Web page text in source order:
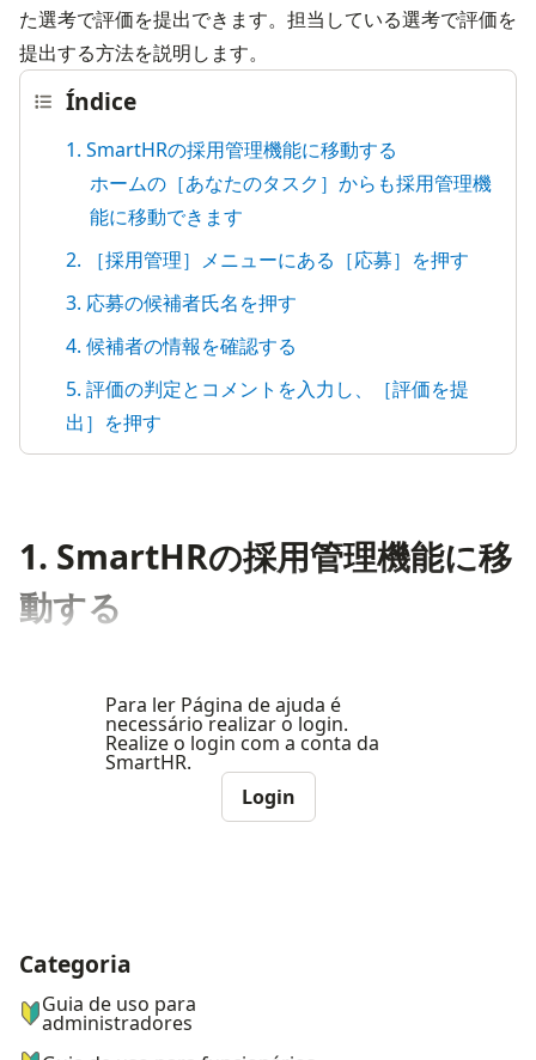
た選考で評価を提出できます。担当している選考で評価を
提出する方法を説明します。
Índice
1. SmartHRの採用管理機能に移動する
ホームの［あなたのタスク］からも採用管理機
能に移動できます
2. ［採用管理］メニューにある［応募］を押す
3. 応募の候補者氏名を押す
4. 候補者の情報を確認する
5. 評価の判定とコメントを入力し、［評価を提
出］を押す
1. SmartHRの採用管理機能に移
動する
Para ler Página de ajuda é
necessário realizar o login.
Realize o login com a conta da
SmartHR.
Login
ナビゲーションメニュー
Categoria
Guia de uso para
administradores